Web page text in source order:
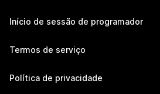
Início de sessão de programador
Termos de serviço
Política de privacidade